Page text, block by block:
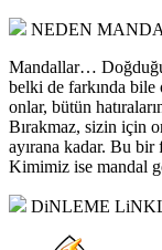
NEDEN
Mandallar…
belki de farkında bile
onlar, bütün
Bırakmaz, sizin için
ayırana kadar. Bu
Kimimiz ise mandal
DiNLEME